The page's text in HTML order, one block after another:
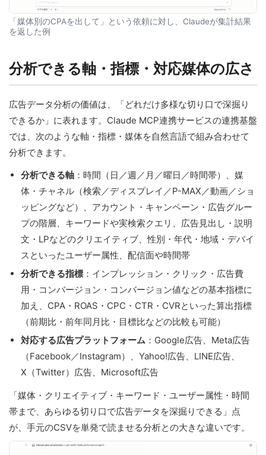
「媒体別のCPAを出して」という依頼に対し、Claudeが集計結果
を返した例
分析できる軸・指標・対応媒体の広さ
広告データ分析の価値は、「どれだけ多様な切り口で深掘り
できるか」に表れます。Claude MCP連携サービスの連携基盤
では、次のような軸・指標・媒体を自然言語で組み合わせて
分析できます。
分析できる軸 ：時間（日／週／月／曜日／時間帯）、媒
体・チャネル（検索／ディスプレイ／P-MAX／動画／ショ
ッピングなど）、アカウント・キャンペーン・広告グルー
プの階層、キーワードや実検索クエリ、広告見出し・説明
文・LPなどのクリエイティブ、性別・年代・地域・デバイ
スといったユーザー属性、配信面や時間帯
分析できる指標 ：インプレッション・クリック・広告費
用・コンバージョン・コンバージョン値などの基本指標に
加え、CPA・ROAS・CPC・CTR・CVRといった算出指標
（前期比・前年同月比・目標比などの比較も可能）
対応する広告プラットフォーム ：Google広告、Meta広告
（Facebook／Instagram）、Yahoo!広告、LINE広告、
X（Twitter）広告、Microsoft広告
「媒体・クリエイティブ・キーワード・ユーザー属性・時間
帯まで、あらゆる切り口で広告データを深掘りできる」点
が、手元のCSVを単発で読ませる分析との大きな違いです。